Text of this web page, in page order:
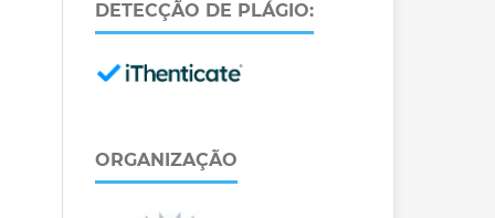
DETECÇÃO DE PLÁGIO:
ORGANIZAÇÃO